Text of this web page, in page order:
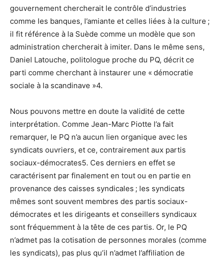
gouvernement chercherait le contrôle d’industries
comme les banques, l’amiante et celles liées à la culture ;
il fit référence à la Suède comme un modèle que son
administration chercherait à imiter. Dans le même sens,
Daniel Latouche, politologue proche du PQ, décrit ce
parti comme cherchant à instaurer une « démocratie
sociale à la scandinave »4.
Nous pouvons mettre en doute la validité de cette
interprétation. Comme Jean-Marc Piotte l’a fait
remarquer, le PQ n’a aucun lien organique avec les
syndicats ouvriers, et ce, contrairement aux partis
sociaux-démocrates5. Ces derniers en effet se
caractérisent par finalement en tout ou en partie en
provenance des caisses syndicales ; les syndicats
mêmes sont souvent membres des partis sociaux-
démocrates et les dirigeants et conseillers syndicaux
sont fréquemment à la tête de ces partis. Or, le PQ
n’admet pas la cotisation de personnes morales (comme
les syndicats), pas plus qu’il n’admet l’affiliation de